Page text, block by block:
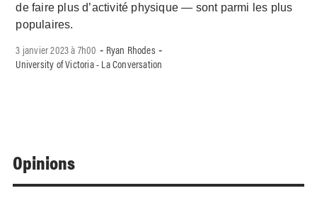
de faire plus d’activité physique — sont parmi les plus
populaires.
3 janvier 2023 à 7h00 - Ryan Rhodes -
University of Victoria - La Conversation
Opinions